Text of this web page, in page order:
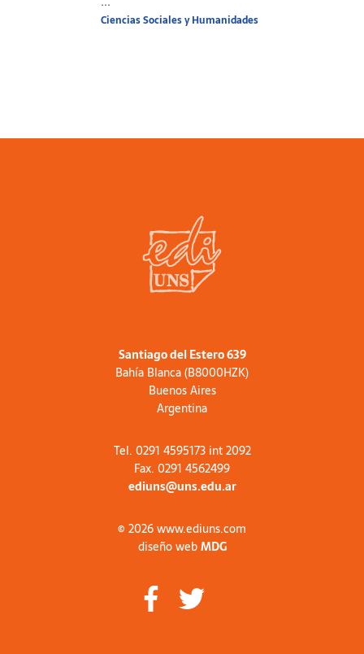
Ciencias Sociales y Humanidades
Santiago del Estero 639
Bahía Blanca (B8000HZK)
Buenos Aires
Argentina
Tel. 0291 4595173 int 2092
Fax. 0291 4562499
ediuns@uns.edu.ar
© 2026 www.ediuns.com
diseño webMDG